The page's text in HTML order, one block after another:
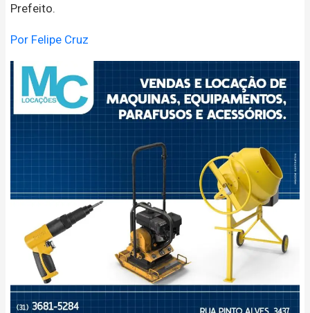
Prefeito.
Por Felipe Cruz